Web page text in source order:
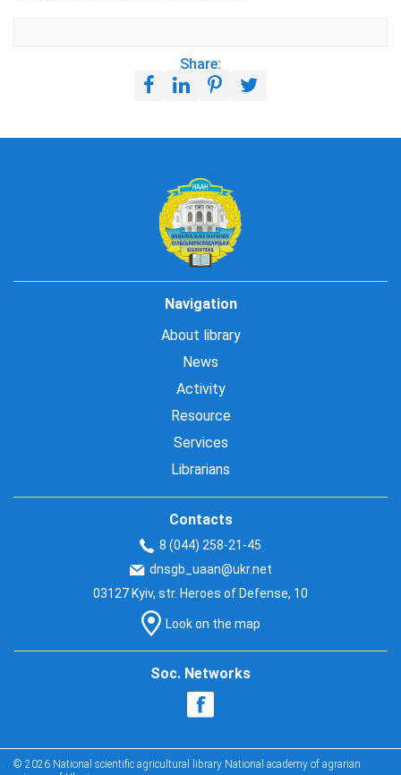
Share:
Navigation
About library
News
Activity
Resource
Services
Librarians
Contacts
8 (044) 258-21-45
dnsgb_uaan@ukr.net
03127 Kyiv, str. Heroes of Defense, 10
Look on the map
Soc. Networks
© 2026 National scientific agricultural library National academy of agrarian